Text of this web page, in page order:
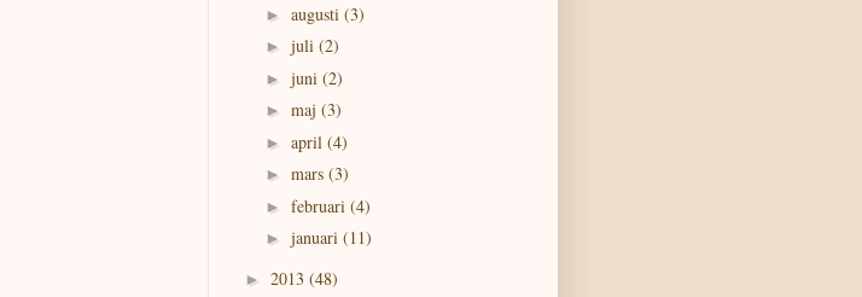
► augusti (3)
► juli (2)
► juni (2)
► maj (3)
► april (4)
► mars (3)
► februari (4)
► januari (11)
► 2013 (48)